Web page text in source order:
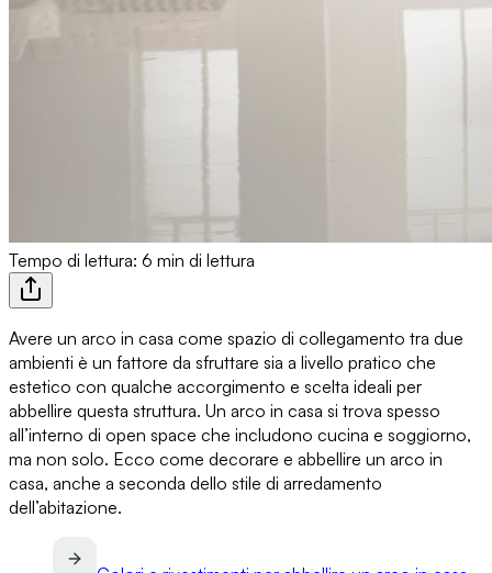
Tempo di lettura: 6 min di lettura
Avere un arco in casa come spazio di collegamento tra due
ambienti è un fattore da sfruttare sia a livello pratico che
estetico con qualche accorgimento e scelta ideali per
abbellire questa struttura. Un arco in casa si trova spesso
all’interno di open space che includono cucina e soggiorno,
ma non solo. Ecco come decorare e abbellire un arco in
casa, anche a seconda dello stile di arredamento
dell’abitazione.